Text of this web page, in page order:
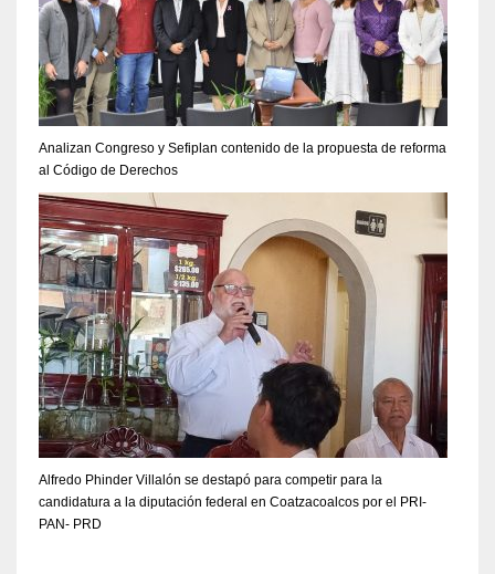
Analizan Congreso y Sefiplan contenido de la propuesta de reforma
al Código de Derechos
Alfredo Phinder Villalón se destapó para competir para la
candidatura a la diputación federal en Coatzacoalcos por el PRI-
PAN- PRD